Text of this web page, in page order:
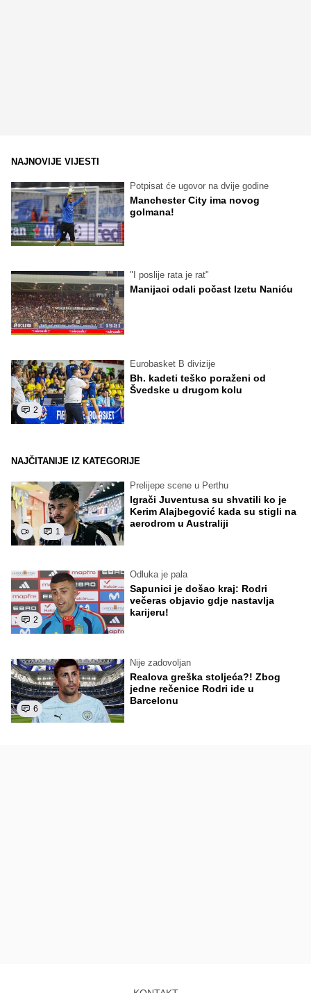
NAJNOVIJE VIJESTI
Potpisat će ugovor na dvije godine
Manchester City ima novog
golmana!
"I poslije rata je rat"
Manijaci odali počast Izetu Naniću
2
Eurobasket B divizije
Bh. kadeti teško poraženi od
Švedske u drugom kolu
NAJČITANIJE IZ KATEGORIJE
1
Prelijepe scene u Perthu
Igrači Juventusa su shvatili ko je
Kerim Alajbegović kada su stigli na
aerodrom u Australiji
2
Odluka je pala
Sapunici je došao kraj: Rodri
večeras objavio gdje nastavlja
karijeru!
6
Nije zadovoljan
Realova greška stoljeća?! Zbog
jedne rečenice Rodri ide u
Barcelonu